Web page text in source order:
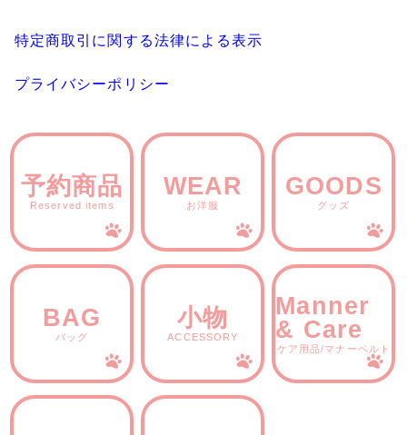
特定商取引に関する法律による表示
プライバシーポリシー
予約商品
Reserved items
WEAR
お洋服
GOODS
グッズ
BAG
バッグ
小物
ACCESSORY
Manner
& Care
ケア用品/マナーベルト